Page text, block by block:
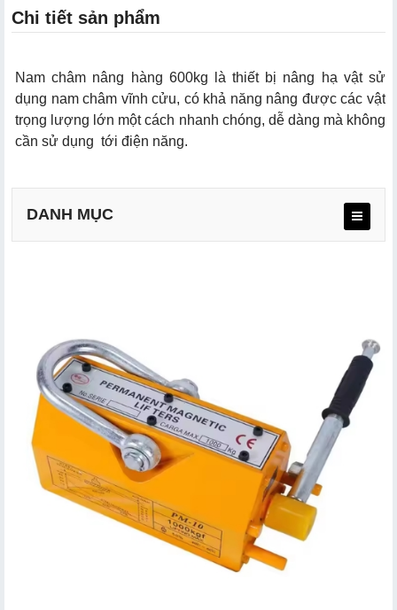
Chi tiết sản phẩm
Nam châm nâng hàng 600kg là thiết bị nâng hạ vật sử
dụng nam châm vĩnh cửu, có khả năng nâng được các vật
trọng lượng lớn một cách nhanh chóng, dễ dàng mà không
cần sử dụng tới điện năng.
DANH MỤC